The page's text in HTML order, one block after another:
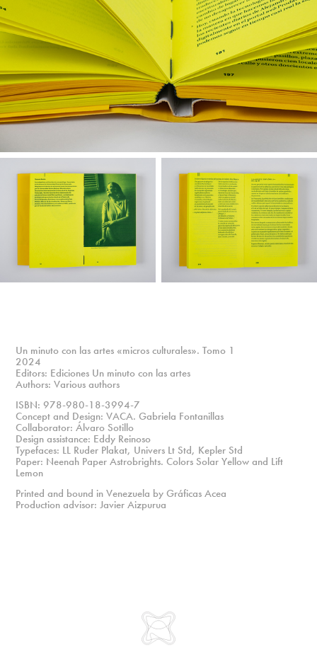
Un minuto con las artes «micros culturales». Tomo 1
2024
Editors: Ediciones Un minuto con las artes
Authors: Various authors
ISBN: 978-980-18-3994-7
Concept and Design: VACA. Gabriela Fontanillas
Collaborator: Álvaro Sotillo
Design assistance: Eddy Reinoso
Typefaces: LL Ruder Plakat, Univers Lt Std, Kepler Std
Paper: Neenah Paper Astrobrights. Colors Solar Yellow and Lift
Lemon
Printed and bound in Venezuela by Gráficas Acea
Production advisor: Javier Aizpurua